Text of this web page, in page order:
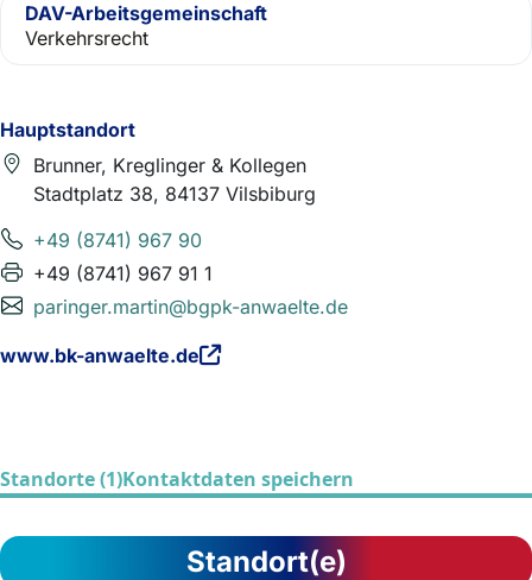
Hauptstandort
Brunner, Kreglinger & Kollegen
Stadtplatz 38, 84137 Vilsbiburg
+49 (8741) 967 90
+49 (8741) 967 91 1
paringer.martin@bgpk-anwaelte.de
www.bk-anwaelte.de
DAV-Arbeitsgemeinschaft
Verkehrsrecht
Standorte (1)Kontaktdaten speichern
Standort(e)